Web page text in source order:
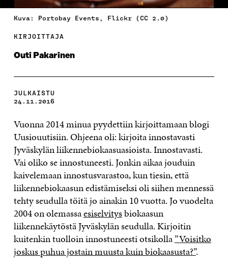
Kuva: Portobay Events, Flickr (CC 2.0)
KIRJOITTAJA
Outi Pakarinen
JULKAISTU
24.11.2016
Vuonna 2014 minua pyydettiin kirjoittamaan blogi
Uusiouutisiin. Ohjeena oli: kirjoita innostavasti
Jyväskylän liikennebiokaasuasioista. Innostavasti.
Vai oliko se innostuneesti. Jonkin aikaa jouduin
kaivelemaan innostusvarastoa, kun tiesin, että
liikennebiokaasun edistämiseksi oli siihen mennessä
tehty seudulla töitä jo ainakin 10 vuotta. Jo vuodelta
2004 on olemassaesiselvitysbiokaasun
liikennekäytöstä Jyväskylän seudulla. Kirjoitin
kuitenkin tuolloin innostuneesti otsikolla”Voisitko
joskus puhua jostain muusta kuin biokaasusta?”.